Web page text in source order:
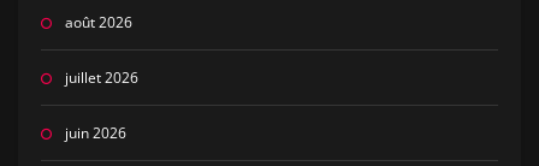
août 2026
juillet 2026
juin 2026